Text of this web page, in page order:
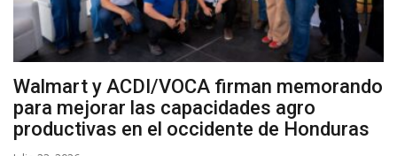
Walmart y ACDI/VOCA firman memorando
para mejorar las capacidades agro
productivas en el occidente de Honduras